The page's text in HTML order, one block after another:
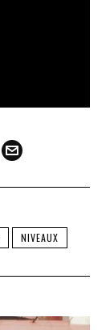
NIVEAUX